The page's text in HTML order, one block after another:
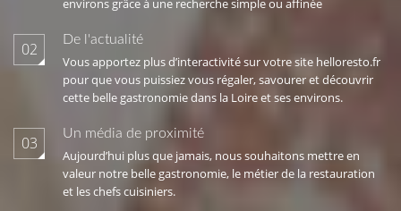
environs grâce à une recherche simple ou affinée
02 De l'actualité
Vous apportez plus d’interactivité sur votre site helloresto.fr
pour que vous puissiez vous régaler, savourer et découvrir
cette belle gastronomie dans la Loire et ses environs.
03 Un média de proximité
Aujourd’hui plus que jamais, nous souhaitons mettre en
valeur notre belle gastronomie, le métier de la restauration
et les chefs cuisiniers.